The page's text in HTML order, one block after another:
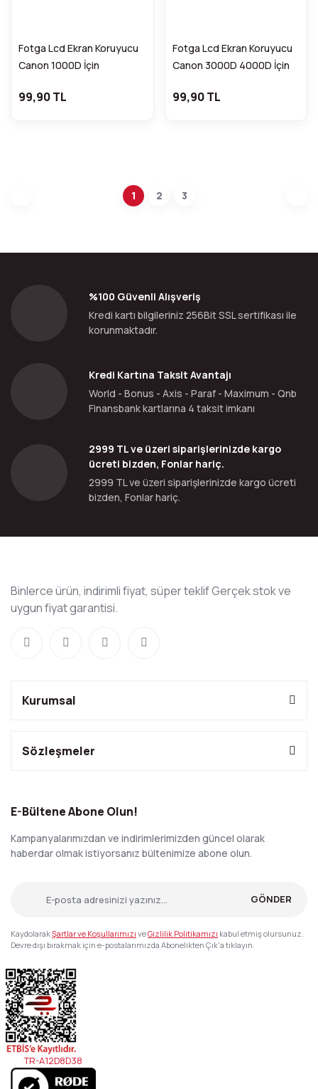
Fotga Lcd Ekran Koruyucu
Canon 1000D İçin
99,90 TL
Fotga Lcd Ekran Koruyucu
Canon 3000D 4000D İçin
99,90 TL
1 2 3
%100 Güvenli Alışveriş
Kredi kartı bilgileriniz 256Bit SSL sertifikası ile
korunmaktadır.
Kredi Kartına Taksit Avantajı
World - Bonus - Axis - Paraf - Maximum - Qnb
Finansbank kartlarına 4 taksit imkanı
2999 TL ve üzeri siparişlerinizde kargo
ücreti bizden, Fonlar hariç.
2999 TL ve üzeri siparişlerinizde kargo ücreti
bizden, Fonlar hariç.
Binlerce ürün, indirimli fiyat, süper teklif Gerçek stok ve
uygun fiyat garantisi.
Kurumsal
Sözleşmeler
E-Bültene Abone Olun!
Kampanyalarımızdan ve indirimlerimizden güncel olarak
haberdar olmak istiyorsanız bültenimize abone olun.
GÖNDER
KaydolarakŞartlar ve Koşullarımızı veGizlilik Politikamızı kabul etmiş olursunuz.
Devre dışı bırakmak için e-postalarımızda Abonelikten Çık'a tıklayın.
TR-A12D8D38